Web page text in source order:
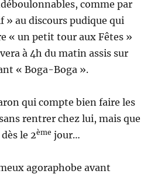
comme par
» au discours pudique qui
« un petit tour aux Fêtes »
à 4h du matin assis sur
« Boga-Boga ».
qui compte bien faire les
rentrer chez lui, mais que
le 2ème jour…
agoraphobe avant